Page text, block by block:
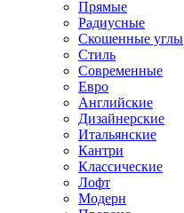
Прямые
Радиусные
Скошенные углы
Стиль
Современные
Евро
Английские
Дизайнерские
Итальянские
Кантри
Классические
Лофт
Модерн